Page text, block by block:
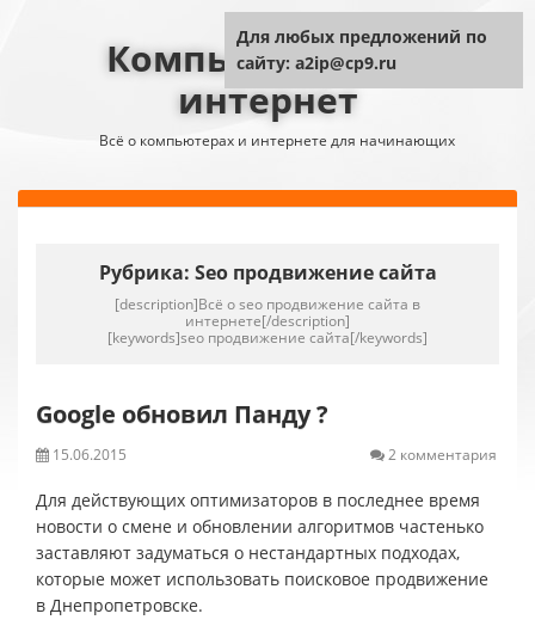
Компьютер плюс
интернет
Всё о компьютерах и интернете для начинающих
Рубрика: Seo продвижение сайта
[description]Всё о seo продвижение сайта в
интернете[/description]
[keywords]seo продвижение сайта[/keywords]
Google обновил Панду ?
15.06.2015 2 комментария
Для действующих оптимизаторов в последнее время
новости о смене и обновлении алгоритмов частенько
заставляют задуматься о нестандартных подходах,
которые может использовать поисковое продвижение
в Днепропетровске.
Для любых предложений по
сайту: a2ip@cp9.ru